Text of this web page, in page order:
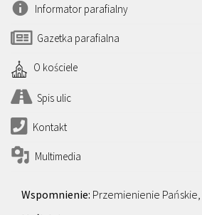
Informator parafialny
Gazetka parafialna
O kościele
Spis ulic
Kontakt
Multimedia
Przemienienie